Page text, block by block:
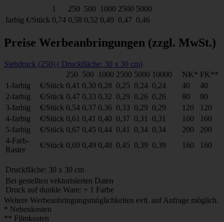
1 250 500 1000 2500 5000
farbig €/Stück 0,74 0,58 0,52 0,49 0,47 0,46
Preise Werbeanbringungen (zzgl. MwSt.)
Siebdruck (250) ( Druckfläche: 30 x 30 cm)
250 500 1000 2500 5000 10000 NK* FK**
1-farbig
€/Stück 0,41 0,30 0,28 0,25 0,24 0,24 40
40
2-farbig
€/Stück 0,47 0,33 0,32 0,29 0,26 0,26 80
80
3-farbig
€/Stück 0,54 0,37 0,36 0,33 0,29 0,29 120
120
4-farbig
€/Stück 0,61 0,41 0,40 0,37 0,31 0,31 160
160
5-farbig
€/Stück 0,67 0,45 0,44 0,41 0,34 0,34 200
200
4-Farb-
Raster
€/Stück 0,69 0,49 0,48 0,45 0,39 0,39 160 160
Druckfläche: 30 x 30 cm
Bei gestellten vektorisierten Daten
Druck auf dunkle Ware: + 1 Farbe
Weitere Werbeanbringungsmöglichkeiten evtl. auf Anfrage möglich.
* Nebenkosten
** Filmkosten